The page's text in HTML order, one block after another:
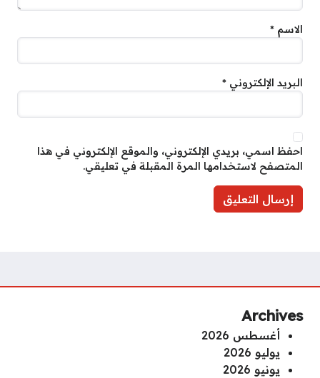
الاسم *
البريد الإلكتروني *
احفظ اسمي، بريدي الإلكتروني، والموقع الإلكتروني في هذا
المتصفح لاستخدامها المرة المقبلة في تعليقي.
Archives
أغسطس 2026
يوليو 2026
يونيو 2026